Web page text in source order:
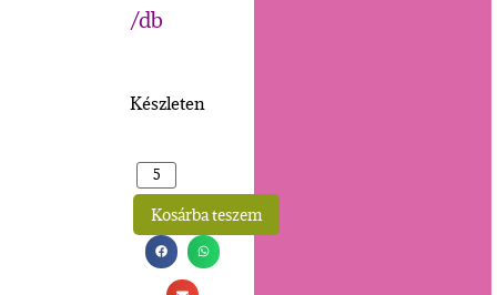
/db
Készleten
Kosárba teszem
Alternative: